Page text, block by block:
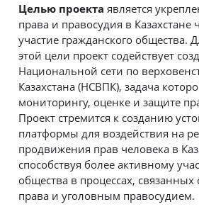
Целью проекта является
права и правосудия в Казахстане
участие гражданского общества.
этой цели проект содействует
Национальной сети по
Казахстана (НСВПК), задача
мониторингу, оценке и защите
Проект стремится к созданию
платформы для воздействия на
продвижения прав человека в
способствуя более активному
общества в процессах, связанных
права и уголовным правосудием.